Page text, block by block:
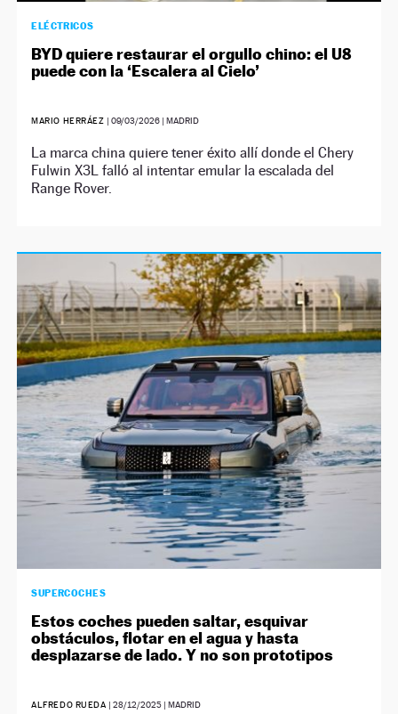
ELÉCTRICOS
BYD quiere restaurar el orgullo chino: el U8
puede con la ‘Escalera al Cielo’
MARIO HERRÁEZ | 09/03/2026| MADRID
La marca china quiere tener éxito allí donde el Chery
Fulwin X3L falló al intentar emular la escalada del
Range Rover.
SUPERCOCHES
Estos coches pueden saltar, esquivar
obstáculos, flotar en el agua y hasta
desplazarse de lado. Y no son prototipos
ALFREDO RUEDA | 28/12/2025| MADRID